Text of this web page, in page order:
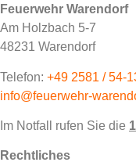
Feuerwehr Warendorf
Am Holzbach 5-7
48231 Warendorf
Telefon: +49 2581 / 54-
info@feuerwehr-
Im Notfall rufen Sie die
Rechtliches